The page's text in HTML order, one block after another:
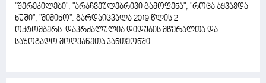
"შერეკილები", "არაჩვეულებრივი გამოფენა", "როცა აყვავდა
ნუში", "მიმინო". გარდაიცვალა 2019 წლის 2
ოქტომბერს. დაკრძალულია დიდუბის მწერალთა და
საზოგადო მოღვაწეთა პანთეონში.